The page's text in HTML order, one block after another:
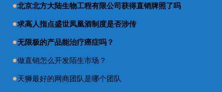
北京北方大陆生物工程有限公司获得直销牌照了吗
求高人指点盛世凤凰酒制度是否涉传
无限极的产品能治疗癌症吗？
做直销怎么开发陌生市场？
天狮最好的网商团队是哪个团队